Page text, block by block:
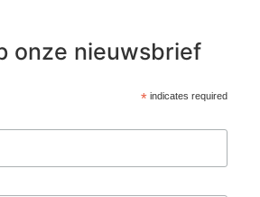
onze nieuwsbrief
*indicates required